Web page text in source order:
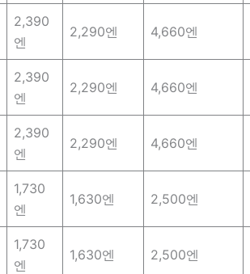
2,390
엔
2,290엔 4,660엔
2,390
엔
2,290엔 4,660엔
2,390
엔
2,290엔 4,660엔
1,730
엔
1,630엔 2,500엔
1,730
엔
1,630엔 2,500엔